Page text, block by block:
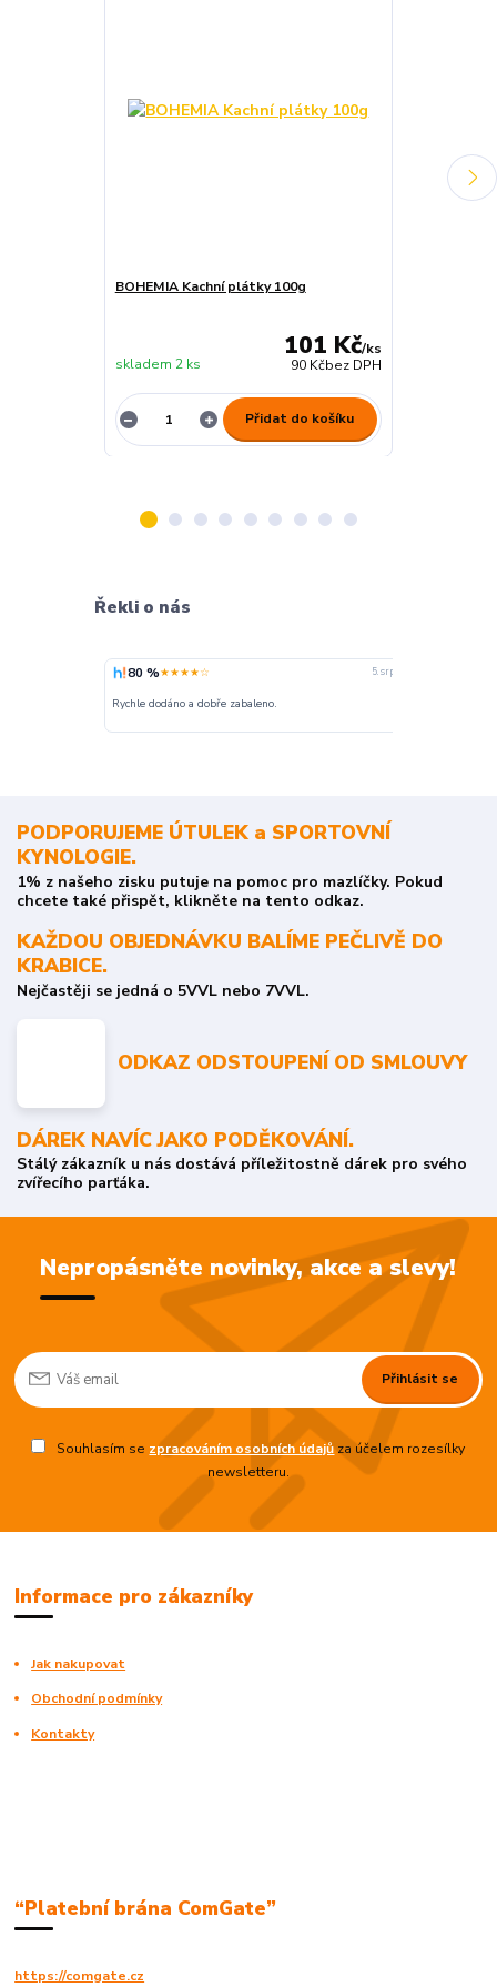
BOHEMIA Kachní plátky 100g
101 Kč/ks
90 Kčbez DPH
skladem 2 ks
Přidat do košíku
Řekli o nás
80 %★★★★☆ 5. srpna
Rychle dodáno a dobře zabaleno.
PODPORUJEME ÚTULEK a SPORTOVNÍ
KYNOLOGIE.
1% z našeho zisku putuje na pomoc pro mazlíčky. Pokud
chcete také přispět, klikněte na tento odkaz.
KAŽDOU OBJEDNÁVKU BALÍME PEČLIVĚ DO
KRABICE.
Nejčastěji se jedná o 5VVL nebo 7VVL.
ODKAZ ODSTOUPENÍ OD SMLOUVY
DÁREK NAVÍC JAKO PODĚKOVÁNÍ.
Stálý zákazník u nás dostává příležitostně dárek pro svého
zvířecího parťáka.
Nepropásněte novinky, akce a slevy!
Přihlásit se
Souhlasím se zpracováním osobních údajůza účelem rozesílky
newsletteru.
Informace pro zákazníky
Jak nakupovat
Obchodní podmínky
Kontakty
“Platební brána ComGate”
https://comgate.cz